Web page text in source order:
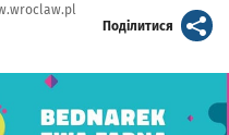
Поділитися artykuł